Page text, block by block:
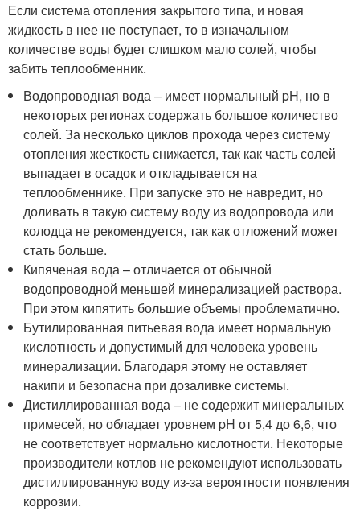
Если система отопления закрытого типа, и новая
жидкость в нее не поступает, то в изначальном
количестве воды будет слишком мало солей, чтобы
забить теплообменник.
Водопроводная вода – имеет нормальный pH, но в
некоторых регионах содержать большое количество
солей. За несколько циклов прохода через систему
отопления жесткость снижается, так как часть солей
выпадает в осадок и откладывается на
теплообменнике. При запуске это не навредит, но
доливать в такую систему воду из водопровода или
колодца не рекомендуется, так как отложений может
стать больше.
Кипяченая вода – отличается от обычной
водопроводной меньшей минерализацией раствора.
При этом кипятить большие объемы проблематично.
Бутилированная питьевая вода имеет нормальную
кислотность и допустимый для человека уровень
минерализации. Благодаря этому не оставляет
накипи и безопасна при дозаливке системы.
Дистиллированная вода – не содержит минеральных
примесей, но обладает уровнем pH от 5,4 до 6,6, что
не соответствует нормально кислотности. Некоторые
производители котлов не рекомендуют использовать
дистиллированную воду из-за вероятности появления
коррозии.